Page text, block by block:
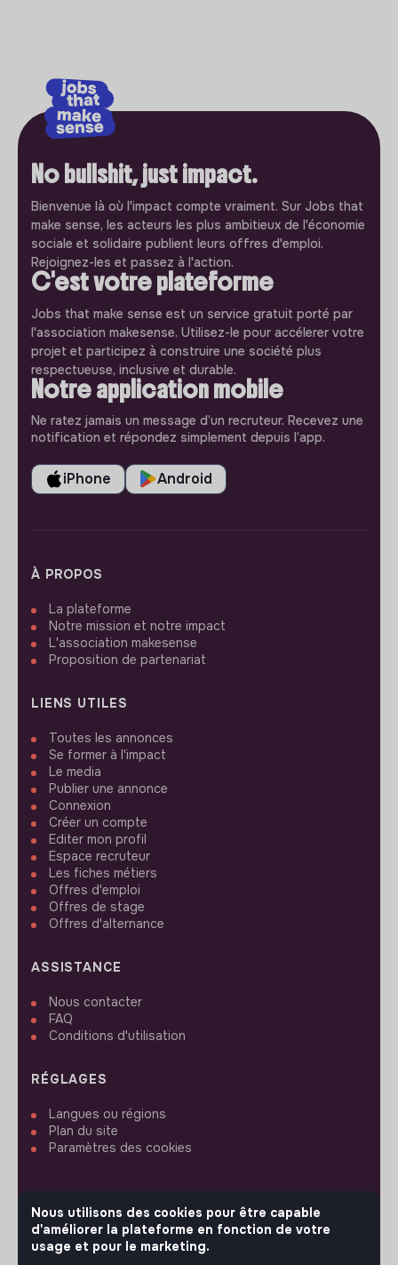
No bullshit, just impact.
Bienvenue là où l'impact compte vraiment. Sur Jobs that
make sense, les acteurs les plus ambitieux de l'économie
sociale et solidaire publient leurs offres d'emploi.
Rejoignez-les et passez à l'action.
C'est votre plateforme
Jobs that make sense est un service gratuit porté par
l'association makesense. Utilisez-le pour accélerer votre
projet et participez à construire une société plus
respectueuse, inclusive et durable.
Notre application mobile
Ne ratez jamais un message d’un recruteur. Recevez une
notification et répondez simplement depuis l’app.
iPhone Android
À PROPOS
La plateforme
Notre mission et notre impact
L'association makesense
Proposition de partenariat
LIENS UTILES
Toutes les annonces
Se former à l'impact
Le media
Publier une annonce
Connexion
Créer un compte
Editer mon profil
Espace recruteur
Les fiches métiers
Offres d'emploi
Offres de stage
Offres d'alternance
ASSISTANCE
Nous contacter
FAQ
Conditions d'utilisation
RÉGLAGES
Langues ou régions
Plan du site
Paramètres des cookies
SUIVEZ-NOUS
Nous utilisons des cookies pour être capable
d'améliorer la plateforme en fonction de votre
usage et pour le marketing.